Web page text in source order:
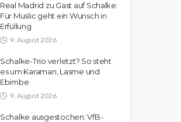
Real Madrid zu Gast auf Schalke:
Für Muslic geht ein Wunsch in
Erfüllung
9. August 2026
Schalke-Trio verletzt? So steht
es um Karaman, Lasme und
Ebimbe
9. August 2026
Schalke ausgestochen: VfB-